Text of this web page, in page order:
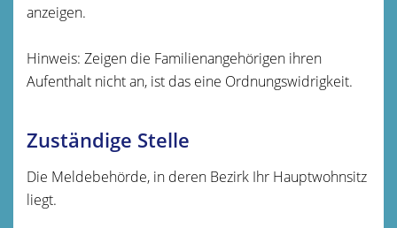
anzeigen.
Hinweis: Zeigen die Familienangehörigen ihren
Aufenthalt nicht an, ist das eine Ordnungswidrigkeit.
Zuständige Stelle
Die Meldebehörde, in deren Bezirk Ihr Hauptwohnsitz
liegt.